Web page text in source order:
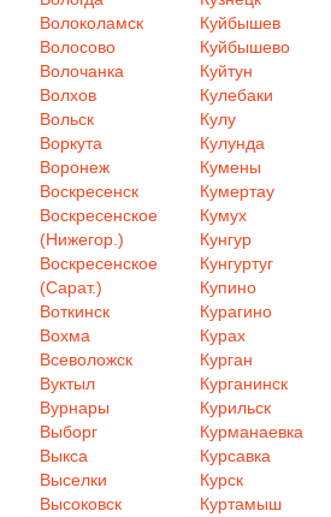
Волоколамск
Волосово
Волочанка
Волхов
Вольск
Воркута
Воронеж
Воскресенск
Воскресенское
(Нижегор.)
Воскресенское
(Сарат.)
Воткинск
Вохма
Всеволожск
Вуктыл
Вурнары
Выборг
Выкса
Выселки
Высоковск
Куйбышев
Куйбышево
Куйтун
Кулебаки
Кулу
Кулунда
Кумены
Кумертау
Кумух
Кунгур
Кунгуртуг
Купино
Курагино
Курах
Курган
Курганинск
Курильск
Курманаевка
Курсавка
Курск
Куртамыш